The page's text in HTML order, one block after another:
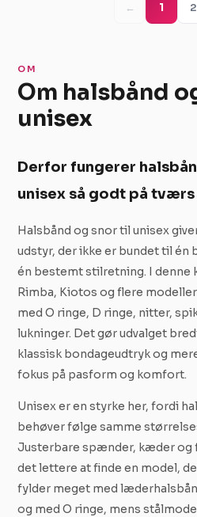
← 1 2
OM
Om halsbånd
unisex
Derfor fungerer
unisex så godt på
Halsbånd og snor til unisex
udstyr, der ikke er bundet til
én bestemt stilretning. I denne
Rimba, Kiotos og flere
med O ringe, D ringe, nitter,
lukninger. Det gør udvalget
klassisk bondageudtryk og
fokus på pasform og komfort.
Unisex er en styrke her, fordi
behøver følge samme
Justerbare spænder, kæder og
det lettere at finde en model,
fylder meget med
og med O ringe, mens